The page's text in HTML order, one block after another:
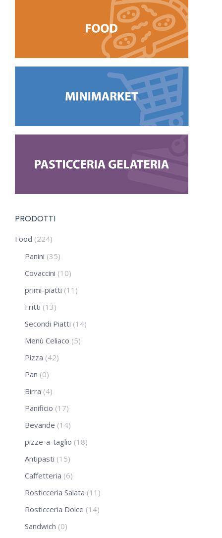
PRODOTTI
Food (224)
Panini (35)
Covaccini (10)
primi-piatti (11)
Fritti (13)
Secondi Piatti (14)
Menù Celiaco (5)
Pizza (42)
Pan (0)
Birra (4)
Panificio (17)
Bevande (14)
pizze-a-taglio (18)
Antipasti (15)
Caffetteria (6)
Rosticceria Salata (11)
Rosticceria Dolce (14)
Sandwich (0)